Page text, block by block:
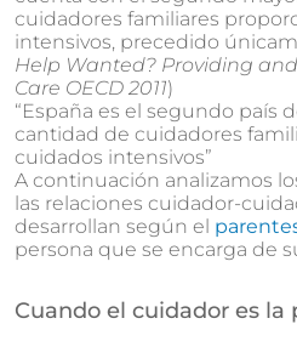
cuidadores familiares
intensivos, precedido
Help Wanted? Providing
Care OECD 2011)
“España es el segundo país
cantidad de cuidadores
cuidados intensivos”
A continuación analizamos
las relaciones cuidador-
desarrollan según el
persona que se encarga de
Cuando el cuidador es la